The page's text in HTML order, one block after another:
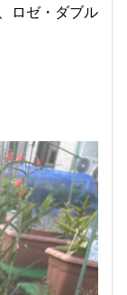
ロゼ・ダブル